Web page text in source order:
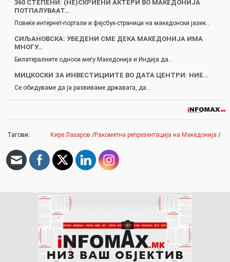
360 СТЕПЕНИ: (НЕ)СКРИЕНИ АКТЕРИ ВО МАКЕДОНИЈА
ПОТПАЛУВААТ…
Повеќе интернет-портали и фејсбук-страници на македонски јазик…
СИЉАНОВСКА: УБЕДЕНИ СМЕ ДЕКА МАКЕДОНИЈА ИМА
МНОГУ…
Билатералните односи меѓу Македонија и Индија да…
МИЦКОСКИ ЗА ИНВЕСТИЦИИТЕ ВО ДАТА ЦЕНТРИ: НИЕ…
Се обидуваме да ја развиваме државата, да…
Тагови: Кире Лазаров /Ракометна репрезентација на Македонија /